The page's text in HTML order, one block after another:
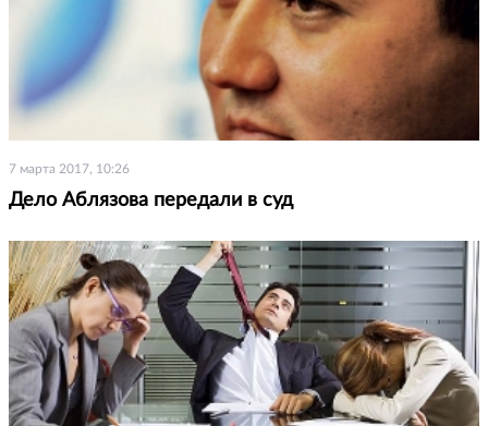
7 марта 2017, 10:26
Дело Аблязова передали в суд